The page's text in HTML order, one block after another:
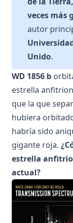
veces más
autor
Unido.
WD 1856 b
estrella
que la que
hubiera
habría sido
gigante roja.
estrella
actual?